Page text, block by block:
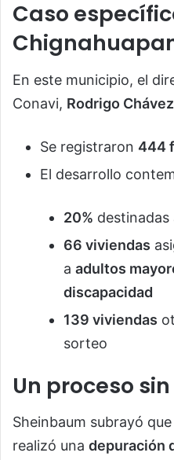
Caso
En este municipio, el
Conavi, Rodrigo
Se registraron 444
El desarrollo
20% destinadas
66 viviendas
a adultos
discapacidad
139 viviendas
sorteo
Un proceso
Sheinbaum subrayó
realizó una depuración